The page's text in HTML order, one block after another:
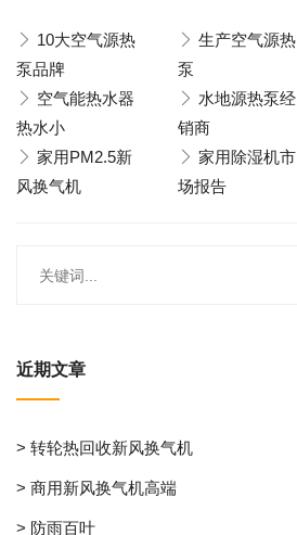
10大空气源热
泵品牌
生产空气源热
泵
空气能热水器
热水小
水地源热泵经
销商
家用PM2.5新
风换气机
家用除湿机市
场报告
近期文章
> 转轮热回收新风换气机
> 商用新风换气机高端
> 防雨百叶